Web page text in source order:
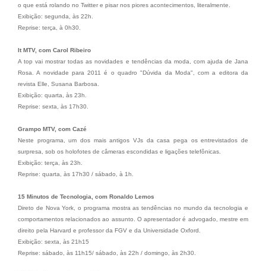
o que está rolando no Twitter e pisar nos piores acontecimentos, literalmente.
Exibição: segunda, às 22h.
Reprise: terça, à 0h30.
It MTV, com Carol Ribeiro
A top vai mostrar todas as novidades e tendências da moda, com ajuda de Jana
Rosa. A novidade para 2011 é o quadro "Dúvida da Moda", com a editora da
revista Elle, Susana Barbosa.
Exibição: quarta, às 23h.
Reprise: sexta, às 17h30.
Grampo MTV, com Cazé
Neste programa, um dos mais antigos VJs da casa pega os entrevistados de
surpresa, sob os holofotes de câmeras escondidas e ligações telefônicas.
Exibição: terça, às 23h.
Reprise: quarta, às 17h30 / sábado, à 1h.
15 Minutos de Tecnologia, com Ronaldo Lemos
Direto de Nova York, o programa mostra as tendências no mundo da tecnologia e
comportamentos relacionados ao assunto. O apresentador é advogado, mestre em
direito pela Harvard e professor da FGV e da Universidade Oxford.
Exibição: sexta, às 21h15
Reprise: sábado, às 11h15/ sábado, às 22h / domingo, às 2h30.